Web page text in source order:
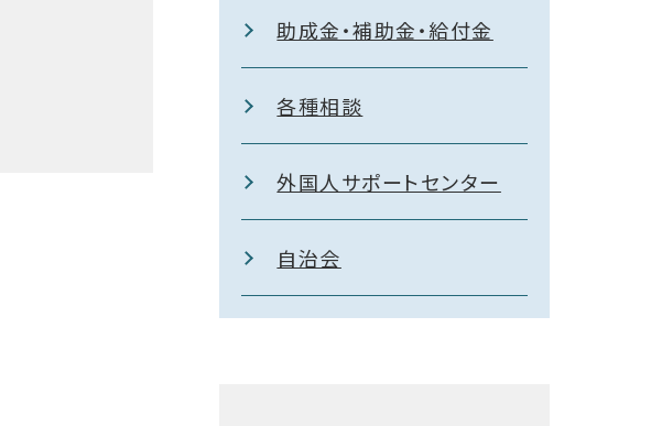
助成金・補助金・給付金
各種相談
外国人サポートセンター
自治会